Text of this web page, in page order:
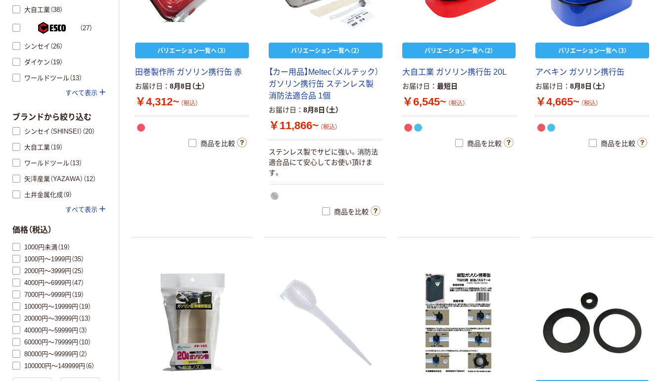
バリエーション一覧へ（3）
田巻製作所 ガソリン携行缶 赤
お届け日 8月8日（土）
￥4,312~ （税込）
商品を比較
バリエーション一覧へ（2）
【カー用品】Meltec（メルテック）
ガソリン携行缶 ステンレス製
消防法適合品 1個
お届け日 8月8日（土）
￥11,866~ （税込）
ステンレス製でサビに強い。消防法
適合品にて安心してお使い頂けま
す。
商品を比較
バリエーション一覧へ（2）
大自工業 ガソリン携行缶 20L
お届け日 最短日
￥6,545~ （税込）
商品を比較
バリエーション一覧へ（3）
アベキン ガソリン携行缶
お届け日 8月8日（土）
￥4,665~ （税込）
商品を比較
大自工業（38）
（27）
シンセイ（26）
ダイケン（19）
ワールドツール（13）
すべて表示
ブランドから絞り込む
シンセイ（SHINSEI）（20）
大自工業（19）
ワールドツール（13）
矢澤産業（YAZAWA）（12）
土井金属化成（9）
すべて表示
価格（税込）
1000円未満（19）
1000円～1999円（35）
2000円～3999円（25）
4000円～6999円（47）
7000円～9999円（19）
10000円～19999円（19）
20000円～39999円（13）
40000円～59999円（3）
60000円～79999円（10）
80000円～99999円（2）
100000円～149999円（6）